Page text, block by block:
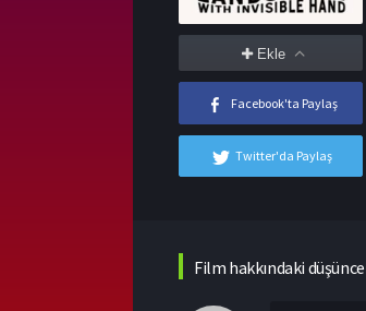
Ekle
Facebook'ta Paylaş
Twitter'da Paylaş
Film hakkındaki